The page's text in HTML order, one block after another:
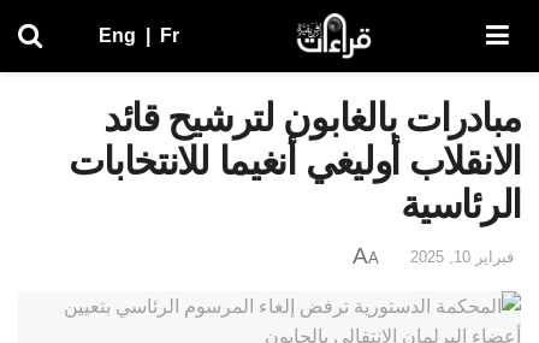
Eng Fr
مبادرات بالغابون لترشيح قائد
الانقلاب أوليغي أنغيما للانتخابات
الرئاسية
فبراير 10, 2025 A
A